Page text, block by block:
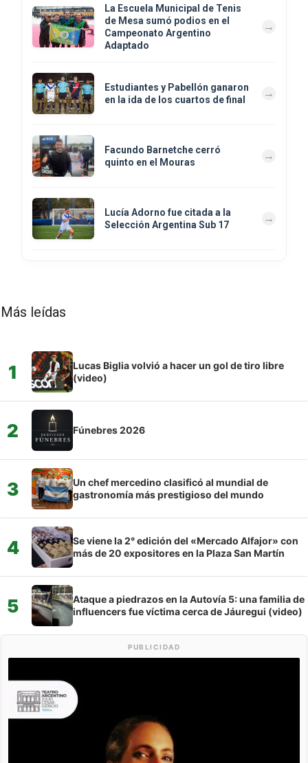
La Escuela Municipal de Tenis
de Mesa sumó podios en el
Campeonato Argentino
Adaptado
Estudiantes y Pabellón ganaron
en la ida de los cuartos de final
Facundo Barnetche cerró
quinto en el Mouras
Lucía Adorno fue citada a la
Selección Argentina Sub 17
Más leídas
1
Lucas Biglia volvió a hacer un gol de tiro libre
(video)
2 Fúnebres 2026
3
Un chef mercedino clasificó al mundial de
gastronomía más prestigioso del mundo
4
Se viene la 2° edición del «Mercado Alfajor» con
más de 20 expositores en la Plaza San Martín
5
Ataque a piedrazos en la Autovía 5: una familia de
influencers fue víctima cerca de Jáuregui (video)
PUBLICIDAD